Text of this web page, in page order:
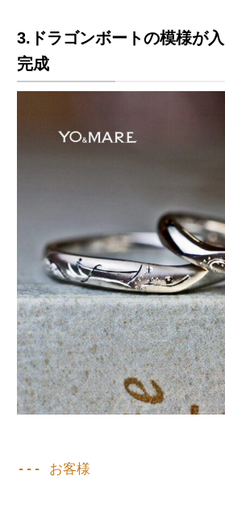
3.ドラゴンボートの模様が
完成
--- お客様